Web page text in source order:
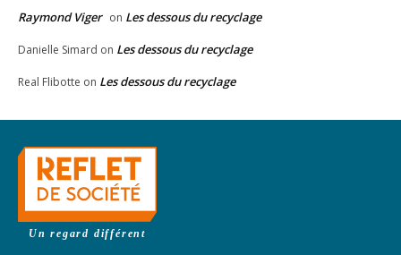
Raymond Viger on Les dessous du recyclage
Danielle Simard on Les dessous du recyclage
Real Flibotte on Les dessous du recyclage
Un regard différent